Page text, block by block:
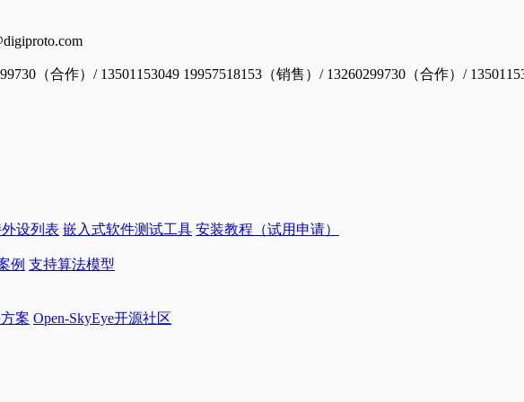
19957518153（销售）/ 13260299730（合作）/
设列表 嵌入式软件测试工具 安装教程（试用申请）
例 支持算法模型
案 Open-SkyEye开源社区